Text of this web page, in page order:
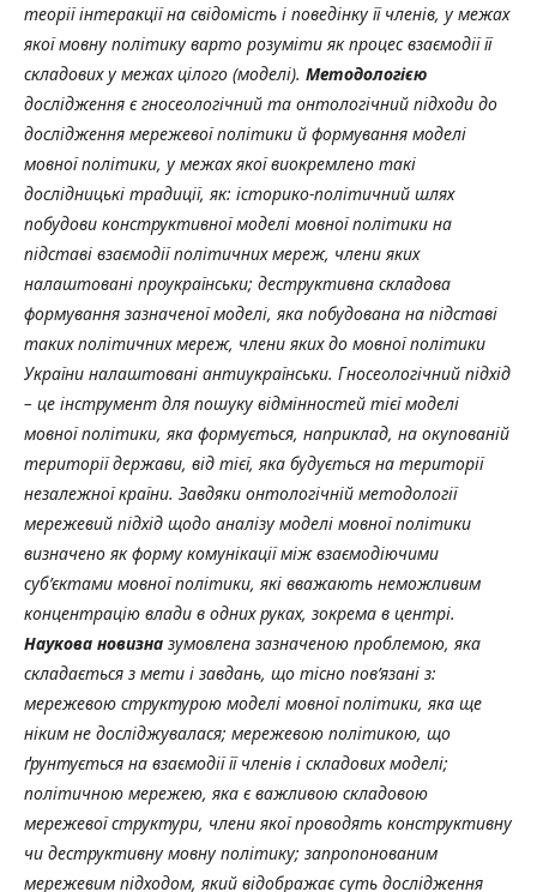
теорії інтеракції на свідомість і поведінку її членів, у межах
якої мовну політику варто розуміти як процес взаємодії її
складових у межах цілого (моделі). Методологією
дослідження є гносеологічний та онтологічний підходи до
дослідження мережевої політики й формування моделі
мовної політики, у межах якої виокремлено такі
дослідницькі традиції, як: історико-політичний шлях
побудови конструктивної моделі мовної політики на
підставі взаємодії політичних мереж, члени яких
налаштовані проукраїнськи; деструктивна складова
формування зазначеної моделі, яка побудована на підставі
таких політичних мереж, члени яких до мовної політики
України налаштовані антиукраїнськи. Гносеологічний підхід
– це інструмент для пошуку відмінностей тієї моделі
мовної політики, яка формується, наприклад, на окупованій
території держави, від тієї, яка будується на території
незалежної країни. Завдяки онтологічній методології
мережевий підхід щодо аналізу моделі мовної політики
визначено як форму комунікації між взаємодіючими
суб’єктами мовної політики, які вважають неможливим
концентрацію влади в одних руках, зокрема в центрі.
Наукова новизна зумовлена зазначеною проблемою, яка
складається з мети і завдань, що тісно пов’язані з:
мережевою структурою моделі мовної політики, яка ще
ніким не досліджувалася; мережевою політикою, що
ґрунтується на взаємодії її членів і складових моделі;
політичною мережею, яка є важливою складовою
мережевої структури, члени якої проводять конструктивну
чи деструктивну мовну політику; запропонованим
мережевим підходом, який відображає суть дослідження